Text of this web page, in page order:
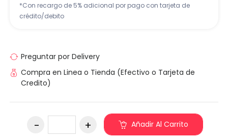
*Con recargo de 5% adicional por pago con tarjeta de
crédito/debito
Preguntar por Delivery
Compra en Linea o Tienda (Efectivo o Tarjeta de
Credito)
Añadir Al Carrito